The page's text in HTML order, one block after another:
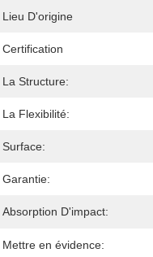
Lieu D'origine
Certification
La Structure:
La Flexibilité:
Surface:
Garantie:
Absorption D'impact:
Mettre en évidence: